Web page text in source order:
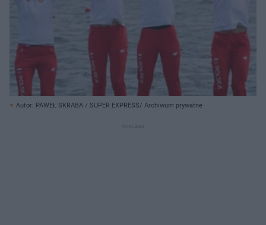
Autor: PAWEŁ SKRABA / SUPER EXPRESS/ Archiwum prywatne